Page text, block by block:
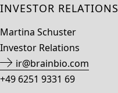
INVESTOR RELATIONS
Martina Schuster
Investor Relations
ir@brainbio.com
+49 6251 9331 69